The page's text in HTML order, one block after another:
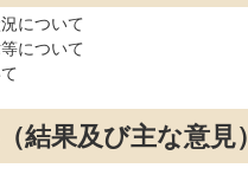
について
について
結果及び主な意見）